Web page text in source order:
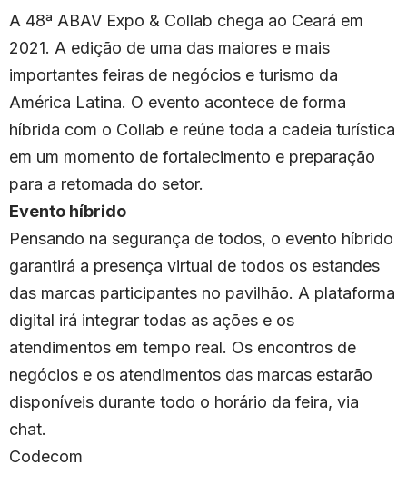
A 48ª ABAV Expo & Collab chega ao Ceará em
2021. A edição de uma das maiores e mais
importantes feiras de negócios e turismo da
América Latina. O evento acontece de forma
híbrida com o Collab e reúne toda a cadeia turística
em um momento de fortalecimento e preparação
para a retomada do setor.
Evento híbrido
Pensando na segurança de todos, o evento híbrido
garantirá a presença virtual de todos os estandes
das marcas participantes no pavilhão. A plataforma
digital irá integrar todas as ações e os
atendimentos em tempo real. Os encontros de
negócios e os atendimentos das marcas estarão
disponíveis durante todo o horário da feira, via
chat.
Codecom